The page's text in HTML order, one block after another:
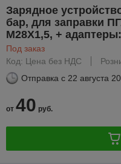
Зарядное
бар, для заправки
M28X1,5, +
Под заказ
Код: Цена без НДС
Отправка с 22 августа
от 40 руб.